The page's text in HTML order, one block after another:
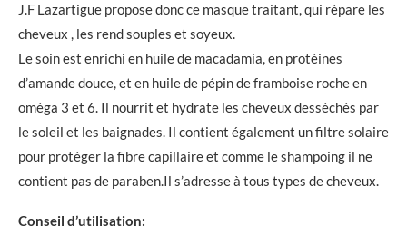
J.F Lazartigue propose donc ce masque traitant, qui répare les
cheveux , les rend souples et soyeux.
Le soin est enrichi en huile de macadamia, en protéines
d’amande douce, et en huile de pépin de framboise roche en
oméga 3 et 6. Il nourrit et hydrate les cheveux desséchés par
le soleil et les baignades. Il contient également un filtre solaire
pour protéger la fibre capillaire et comme le shampoing il ne
contient pas de paraben.Il s’adresse à tous types de cheveux.
Conseil d’utilisation: